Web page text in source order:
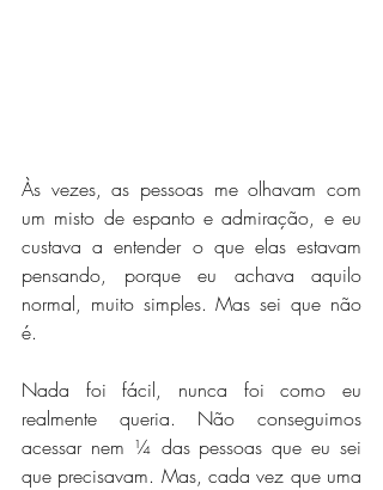
Às vezes, as pessoas me olhavam com
um misto de espanto e admiração, e eu
custava a entender o que elas estavam
pensando, porque eu achava aquilo
normal, muito simples. Mas sei que não
é.
Nada foi fácil, nunca foi como eu
realmente queria. Não conseguimos
acessar nem ¼ das pessoas que eu sei
que precisavam. Mas, cada vez que uma